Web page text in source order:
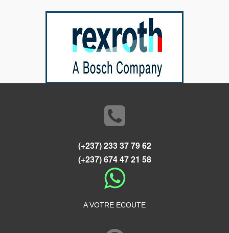
(+237) 233 37 79 62
(+237) 674 47 21 58
A VOTRE ECOUTE